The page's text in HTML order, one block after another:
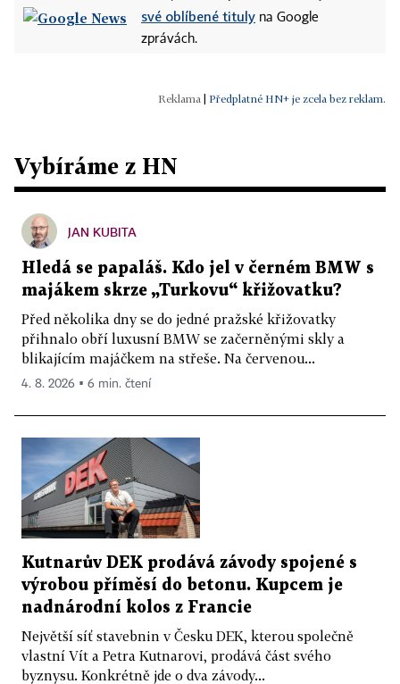
své oblíbené tituly na Google
zprávách.
Předplatné HN+ je zcela bez reklam.
Vybíráme z HN
JAN KUBITA
Hledá se papaláš. Kdo jel v černém BMW s
majákem skrze „Turkovu“ křižovatku?
Před několika dny se do jedné pražské křižovatky
přihnalo obří luxusní BMW se začerněnými skly a
blikajícím majáčkem na střeše. Na červenou...
4. 8. 2026 ▪ 6 min. čtení
Kutnarův DEK prodává závody spojené s
výrobou příměsí do betonu. Kupcem je
nadnárodní kolos z Francie
Největší síť stavebnin v Česku DEK, kterou společně
vlastní Vít a Petra Kutnarovi, prodává část svého
byznysu. Konkrétně jde o dva závody...